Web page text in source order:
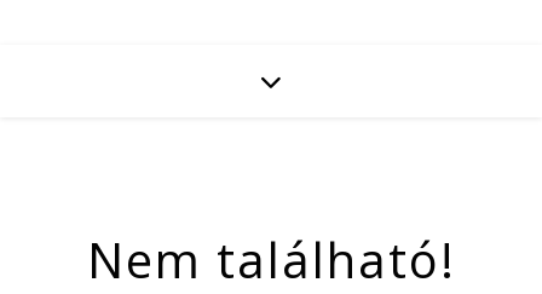
Nem található!